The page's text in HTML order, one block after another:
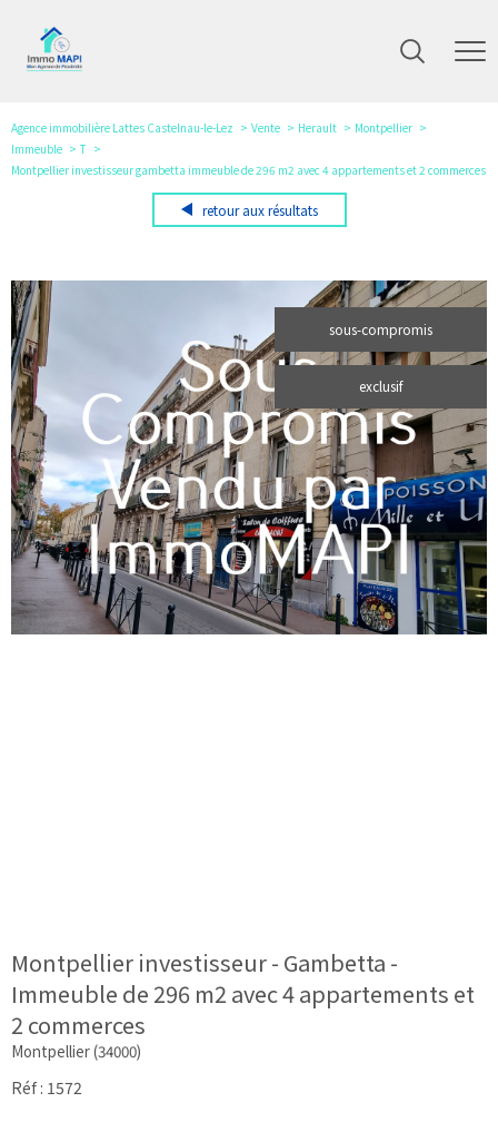
Agence immobilière Lattes Castelnau-le-Lez Vente Herault
Montpellier
Immeuble
T
Montpellier investisseur gambetta immeuble de 296 m2 avec 4 appartements et 2 commerces
retour aux résultats
sous-compromis
exclusif
Montpellier investisseur - Gambetta -
Immeuble de 296 m2 avec 4 appartements et
2 commerces
Montpellier (34000)
Réf : 1572